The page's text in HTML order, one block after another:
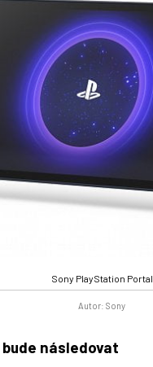
Sony PlayStation Portal
Autor: Sony
následovat